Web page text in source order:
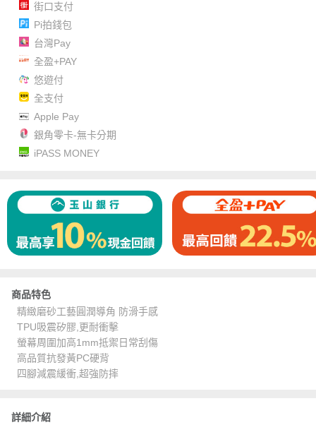
街口支付
Pi拍錢包
台灣Pay
全盈+PAY
悠遊付
全支付
Apple Pay
銀角零卡-無卡分期
iPASS MONEY
商品特色
精緻磨砂工藝圓潤導角 防滑手感
TPU吸震矽膠,更耐衝擊
螢幕周圍加高1mm抵禦日常刮傷
高品質抗發黃PC硬背
四腳減震緩衝,超強防摔
詳細介紹